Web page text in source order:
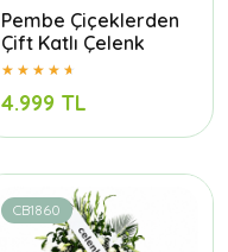
Pembe Çiçeklerden
Çift Katlı Çelenk
4.999 TL
CB1860